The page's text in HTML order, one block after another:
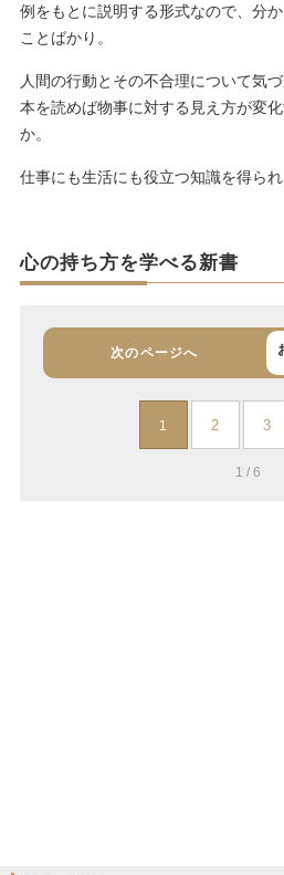
例をもとに説明する形式なので、分
ことばかり。
人間の行動とその不合理について気
本を読めば物事に対する見え方が変
か。
仕事にも生活にも役立つ知識を得ら
心の持ち方を学べる新書
次のページへ
1 2 3
1 / 6